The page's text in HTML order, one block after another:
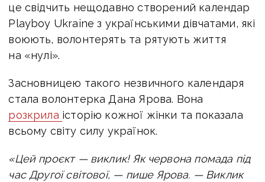
це свідчить нещодавно створений календар
Playboy Ukraine з українськими дівчатами, які
воюють, волонтерять та рятують життя
на «нулі».
Засновницею такого незвичного календаря
стала волонтерка Дана Ярова. Вона
розкрила історію кожної жінки та показала
всьому світу силу українок.
«Цей проєкт — виклик! Як червона помада під
час Другої світової, — пише Ярова. — Виклик